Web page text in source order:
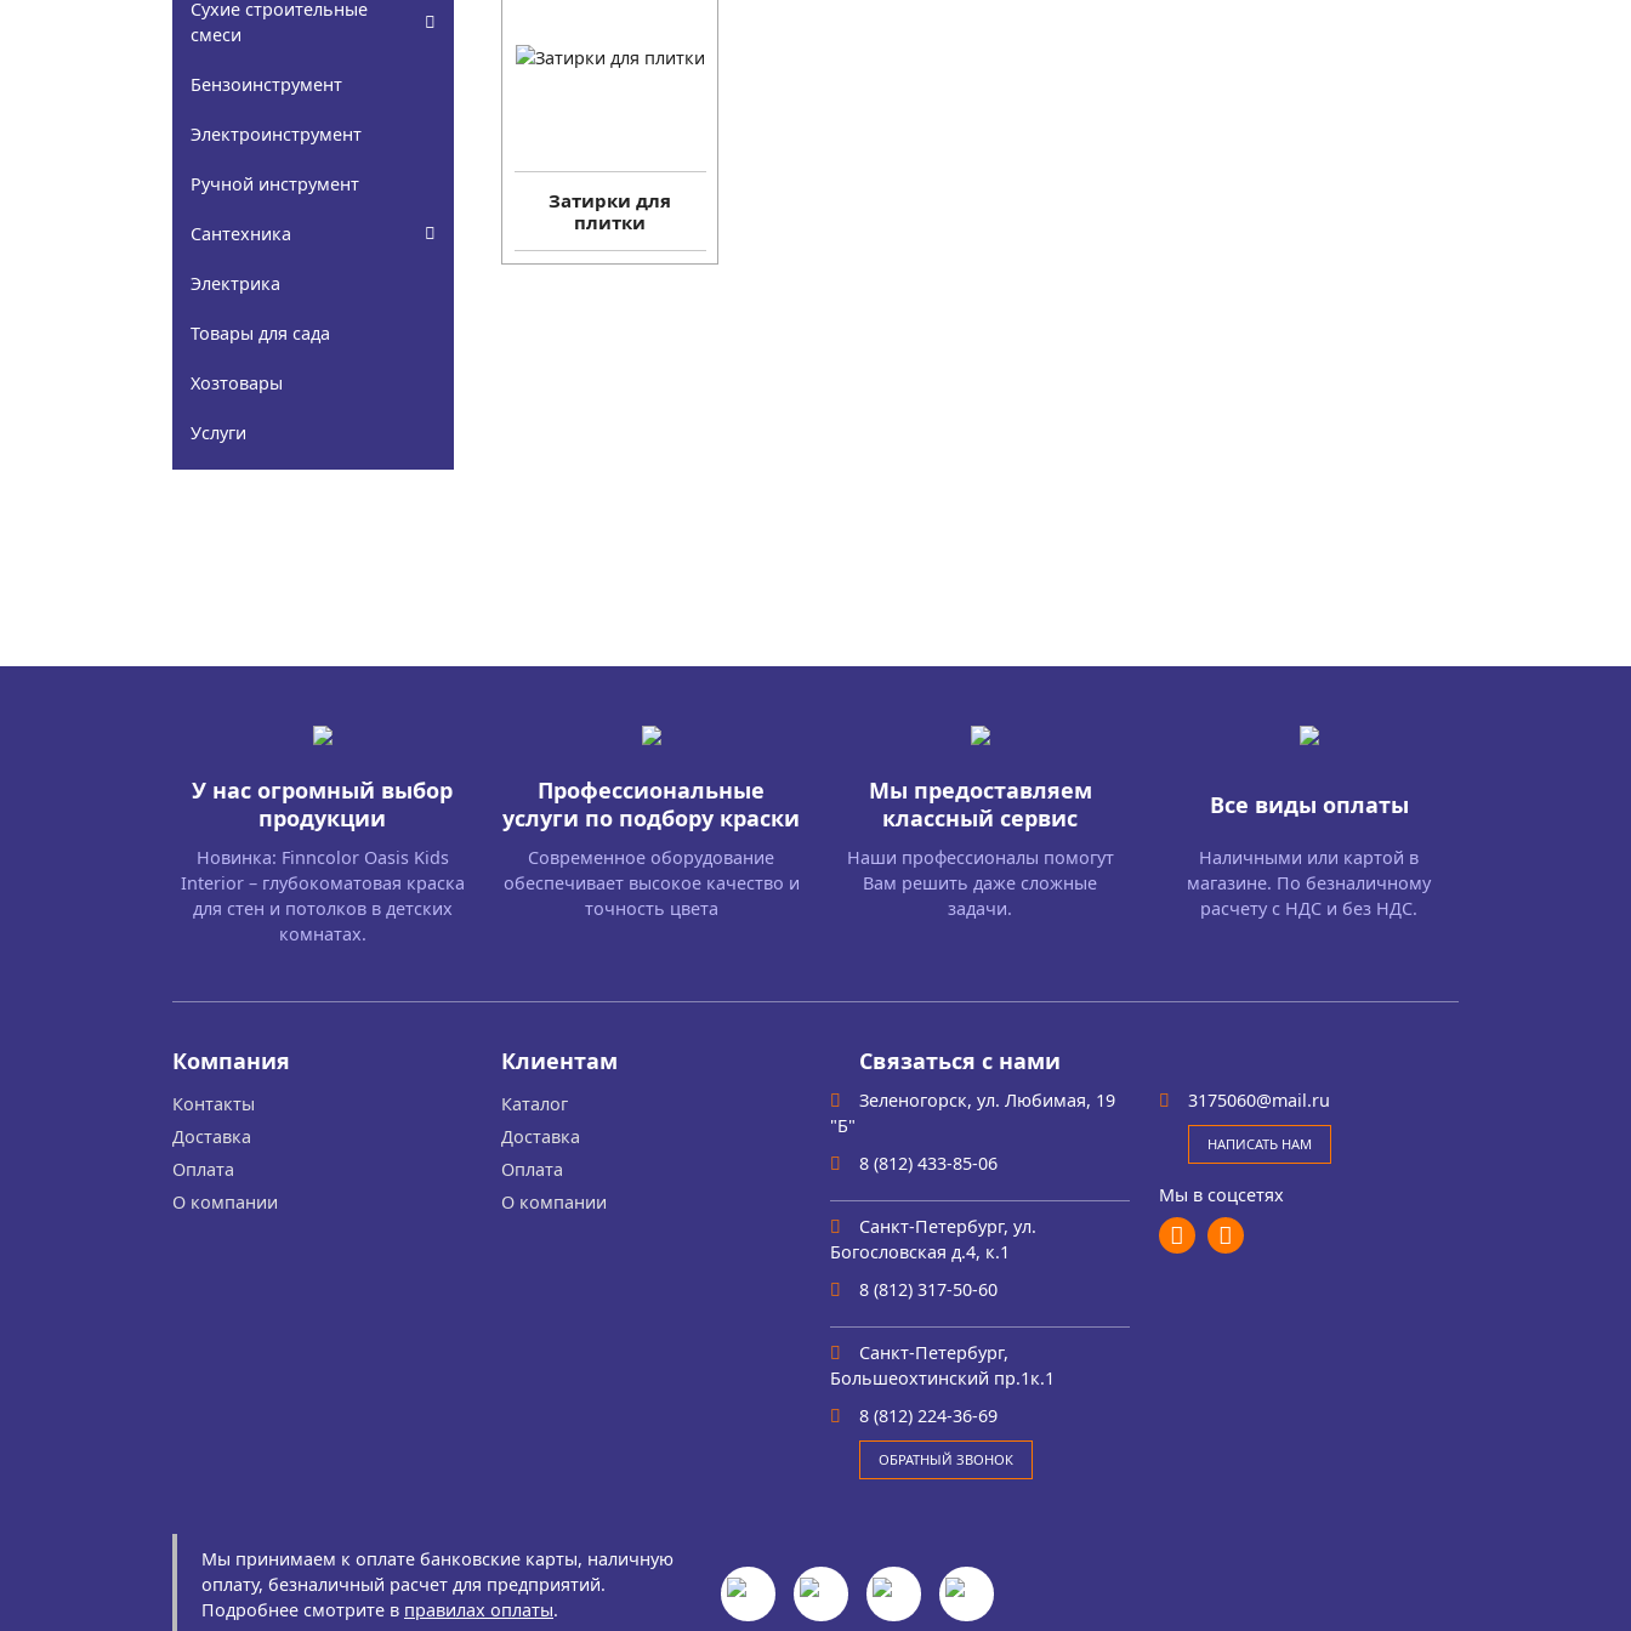
Сухие строительные
смеси
Бензоинструмент
Электроинструмент
Ручной инструмент
Сантехника
Электрика
Товары для сада
Хозтовары
Услуги
Затирки для
плитки
У нас огромный выбор
продукции
Новинка: Finncolor Oasis Kids
Interior – глубокоматовая краска
для стен и потолков в детских
комнатах.
Профессиональные
услуги по подбору краски
Современное оборудование
обеспечивает высокое качество и
точность цвета
Мы предоставляем
классный сервис
Наши профессионалы помогут
Вам решить даже сложные
задачи.
Все виды оплаты
Наличными или картой в
магазине. По безналичному
расчету с НДС и без НДС.
Компания
Контакты
Доставка
Оплата
О компании
Клиентам
Каталог
Доставка
Оплата
О компании
Связаться с нами
Зеленогорск, ул. Любимая, 19
"Б"
8 (812) 433-85-06
Санкт-Петербург, ул.
Богословская д.4, к.1
8 (812) 317-50-60
Санкт-Петербург,
Большеохтинский пр.1к.1
8 (812) 224-36-69
ОБРАТНЫЙ ЗВОНОК
3175060@mail.ru
НАПИСАТЬ НАМ
Мы в соцсетях
Мы принимаем к оплате банковские карты, наличную
оплату, безналичный расчет для предприятий.
Подробнее смотрите в правилах оплаты.